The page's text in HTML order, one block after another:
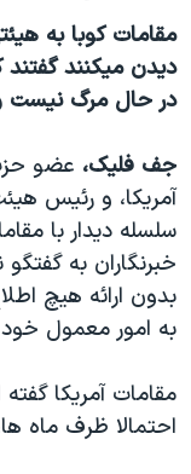
صفحه
اصلی
جهش
به
جستجو
جهان
ورزشی
گزیده‌ها
ویژه برنامه‌ها
ویدیوها
فرهنگ و زندگی
حقوق شهروندی
اقتصادی
اسرائیل در جنگ
صفحه‌های ویژه
جام جهانی ۲۰۲۶
عملیات خشم
۲۵۰سالگی آمریکا
بایگانی برنامه‌های
مستندها
انتخابات ریاست
حمله جمهوری
ورزش زنان در ایران
فرکانس‌های صدای
پخش رادیویی
یادگیری زبان
دنبال کنید
زبانهای مختلف
مقامات کوبا به
ديدن ميکنند گفتند
در حال مرگ نيست
جف فليک، عضو
آمريکا، و رئيس
سلسله ديدار با
خبرنگاران به
بدون ارائه هيچ
به امور معمول
مقامات آمريکا
احتمالا ظرف ماه